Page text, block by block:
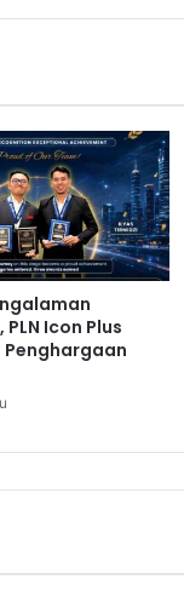
n
S
u
p
e
r
P
r
e
s
i
i
Icon Plus
Penghargaan